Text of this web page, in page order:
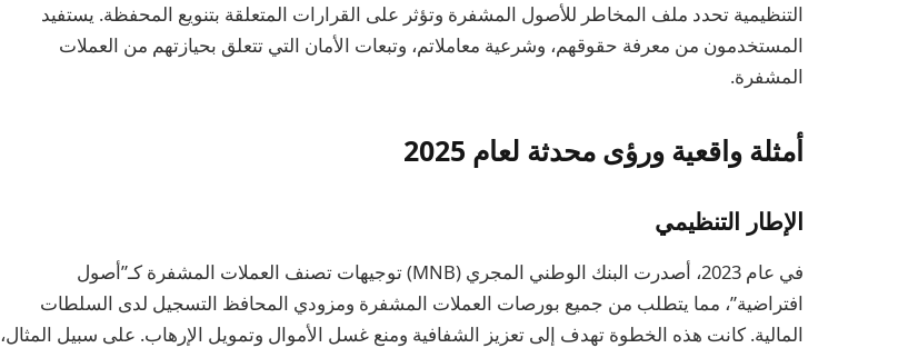
التنظيمية تحدد ملف المخاطر للأصول المشفرة وتؤثر على القرارات المتعلقة بتنويع المحفظة. يستفيد
المستخدمون من معرفة حقوقهم، وشرعية معاملاتم، وتبعات الأمان التي تتعلق بحيازتهم من العملات
المشفرة.
أمثلة واقعية ورؤى محدثة لعام 2025
الإطار التنظيمي
في عام 2023، أصدرت البنك الوطني المجري (MNB) توجيهات تصنف العملات المشفرة كـ”أصول
افتراضية”، مما يتطلب من جميع بورصات العملات المشفرة ومزودي المحافظ التسجيل لدى السلطات
المالية. كانت هذه الخطوة تهدف إلى تعزيز الشفافية ومنع غسل الأموال وتمويل الإرهاب. على سبيل المثال،